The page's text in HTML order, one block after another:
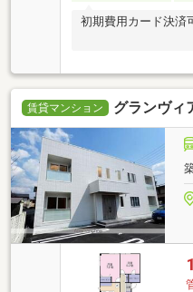
初期費用カード決済
賃貸マンション グランヴィ